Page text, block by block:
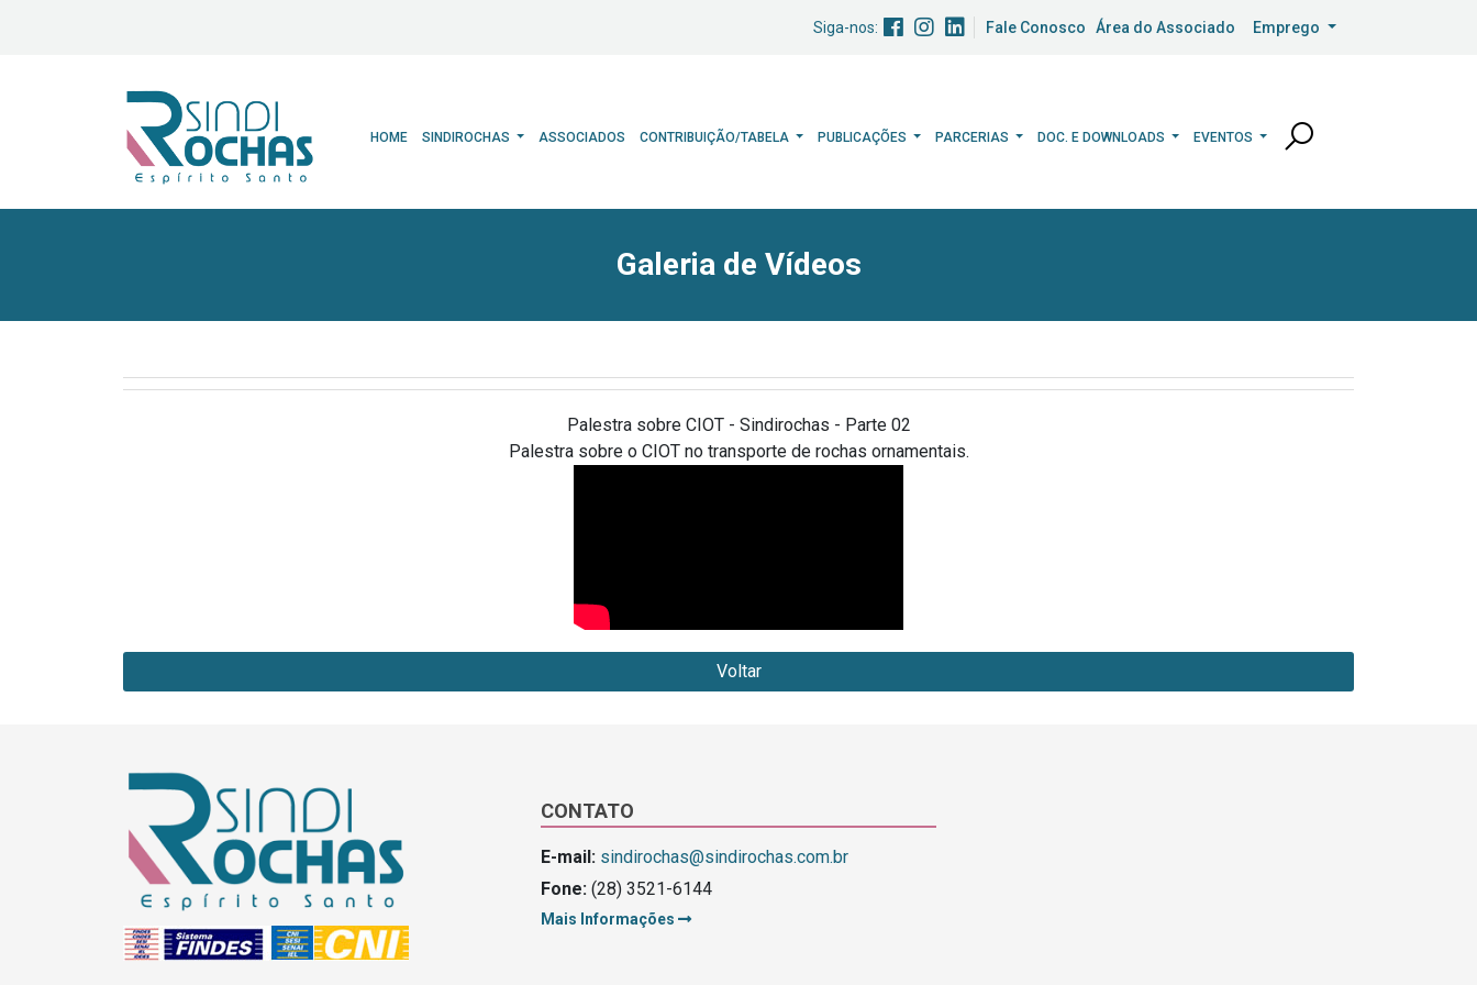
Siga-nos: Fale Conosco Área do Associado Emprego
HOME SINDIROCHAS ASSOCIADOS CONTRIBUIÇÃO/TABELA PUBLICAÇÕES PARCERIAS DOC. E DOWNLOADS EVENTOS
Galeria de Vídeos
Palestra sobre CIOT - Sindirochas - Parte 02
Palestra sobre o CIOT no transporte de rochas ornamentais.
Voltar
CONTATO
E-mail: sindirochas@sindirochas.com.br
Fone: (28) 3521-6144
Mais Informações